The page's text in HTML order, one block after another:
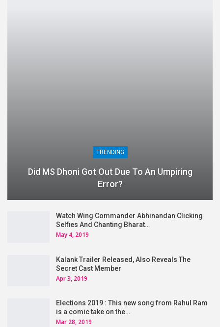
TRENDING
Did MS Dhoni Got Out Due To An Umpiring
Error?
Watch Wing Commander Abhinandan Clicking
Selfies And Chanting Bharat…
May 4, 2019
Kalank Trailer Released, Also Reveals The
Secret Cast Member
Apr 3, 2019
Elections 2019 : This new song from Rahul Ram
is a comic take on the…
Mar 28, 2019